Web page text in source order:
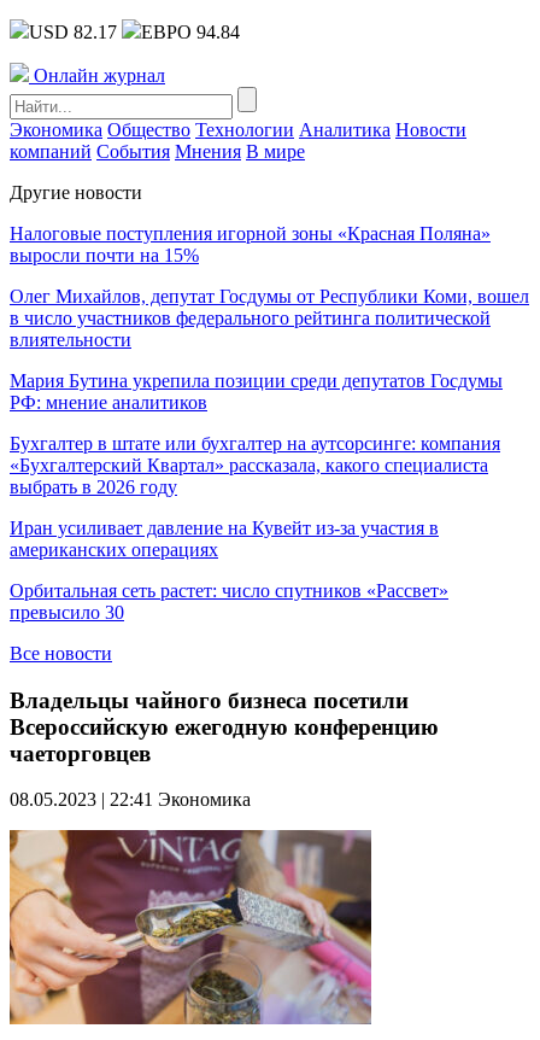
USD 82.17 ЕВРО 94.84
Онлайн журнал
Экономика Общество Технологии Аналитика Новости
компаний События Мнения В мире
Другие новости
Налоговые поступления игорной зоны «Красная Поляна»
выросли почти на 15%
Олег Михайлов, депутат Госдумы от Республики Коми, вошел
в число участников федерального рейтинга политической
влиятельности
Мария Бутина укрепила позиции среди депутатов Госдумы
РФ: мнение аналитиков
Бухгалтер в штате или бухгалтер на аутсорсинге: компания
«Бухгалтерский Квартал» рассказала, какого специалиста
выбрать в 2026 году
Иран усиливает давление на Кувейт из-за участия в
американских операциях
Орбитальная сеть растет: число спутников «Рассвет»
превысило 30
Все новости
Владельцы чайного бизнеса посетили
Всероссийскую ежегодную конференцию
чаеторговцев
08.05.2023 | 22:41 Экономика